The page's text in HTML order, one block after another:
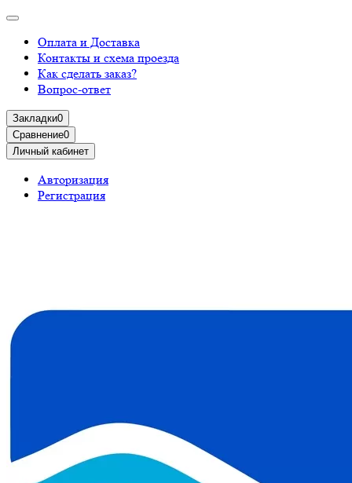
Оплата и Доставка
Контакты и схема проезда
Как сделать заказ?
Вопрос-ответ
Закладки0
Сравнение0
Личный кабинет
Авторизация
Регистрация